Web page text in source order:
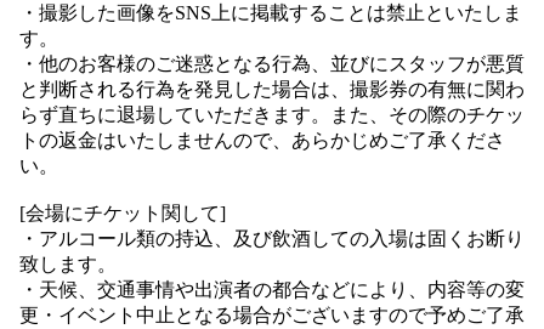
・撮影した画像をSNS上に掲載することは禁止といたしま
す。
・他のお客様のご迷惑となる行為、並びにスタッフが悪質
と判断される行為を発見した場合は、撮影券の有無に関わ
らず直ちに退場していただきます。また、その際のチケッ
トの返金はいたしませんので、あらかじめご了承くださ
い。
[会場にチケット関して]
・アルコール類の持込、及び飲酒しての入場は固くお断り
致します。
・天候、交通事情や出演者の都合などにより、内容等の変
更・イベント中止となる場合がございますので予めご了承